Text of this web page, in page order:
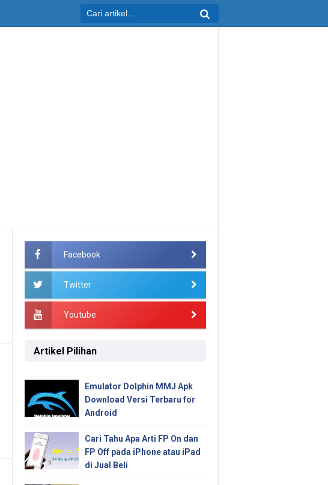
Facebook
Twitter
Youtube
Artikel Pilihan
Emulator Dolphin MMJ Apk
Download Versi Terbaru for
Android
Cari Tahu Apa Arti FP On dan
FP Off pada iPhone atau iPad
di Jual Beli